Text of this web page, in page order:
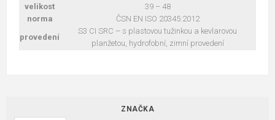
velikost
39 – 48
norma
ČSN EN ISO 20345:2012
provedení
S3 CI SRC – s plastovou tužinkou a kevlarovou
planžetou, hydrofobní, zimní provedení
ZNAČKA